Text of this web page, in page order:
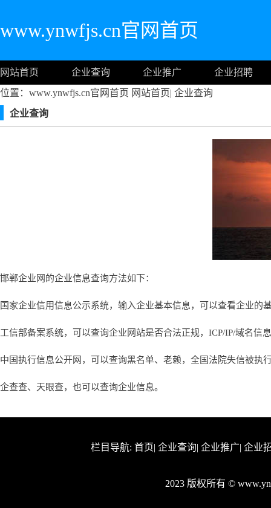
www.ynwfjs.cn官网首页
网站首页 企业查询 企业推广
企业招聘
位置：www.ynwfjs.cn官网首页 网站首页| 企业查询
企业查询
邯郸企业网的企业信息查询方法如下：
国家企业信用信息公示系统，输入企业基本信息，可以查看企业的
工信部备案系统，可以查询企业网站是否合法正规，ICP/IP/域名信
中国执行信息公开网，可以查询黑名单、老赖，全国法院失信被执
企查查、天眼查，也可以查询企业信息。
栏目导航: 首页| 企业查询| 企业推广| 企业
2023 版权所有 ©